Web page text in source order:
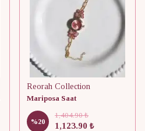
Reorah Collection
Mariposa Saat
%20
1,404.90 ₺
1,123.90 ₺